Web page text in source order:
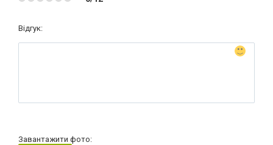
Відгук:
Завантажити фото: